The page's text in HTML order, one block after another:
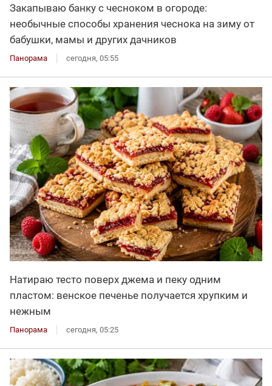
Закапываю банку с чесноком в огороде:
необычные способы хранения чеснока на зиму от
бабушки, мамы и других дачников
Панорама сегодня, 05:55
Натираю тесто поверх джема и пеку одним
пластом: венское печенье получается хрупким и
нежным
Панорама сегодня, 05:25